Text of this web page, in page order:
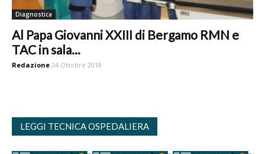
Diagnostica
Al Papa Giovanni XXIII di Bergamo RMN e
TAC in sala...
Redazione 24 Ottobre 2018
LEGGI TECNICA OSPEDALIERA